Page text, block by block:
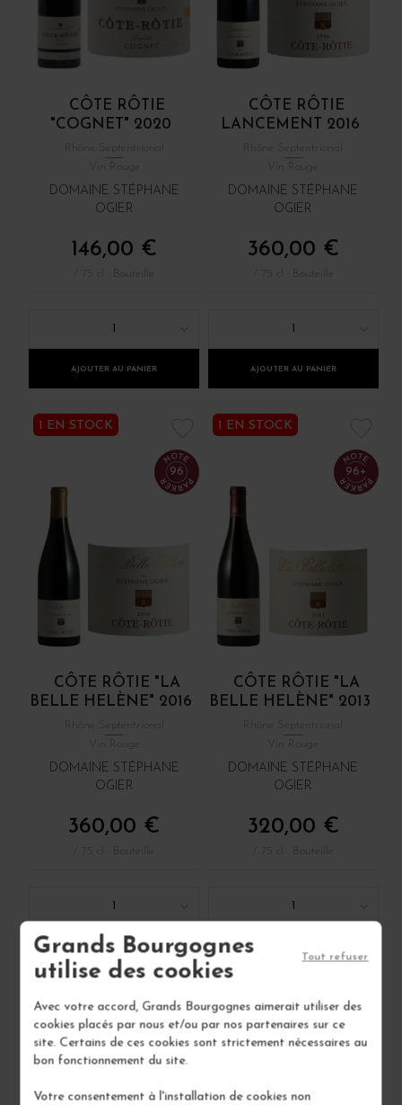
Grands Bourgognes
utilise des cookies
Avec votre accord, Grands Bourgognes aimerait utiliser des
cookies placés par nous et/ou par nos partenaires sur ce
site. Certains de ces cookies sont strictement nécessaires au
bon fonctionnement du site.
Votre consentement à l'installation de cookies non
Tout refuser
CÔTE RÔTIE
"COGNET" 2020
DOMAINE STÉPHANE
OGIER
146,00 €
AJOUTER AU PANIER
CÔTE RÔTIE
LANCEMENT 2016
DOMAINE STÉPHANE
OGIER
360,00 €
AJOUTER AU PANIER
1 EN STOCK
96
CÔTE RÔTIE "LA
BELLE HELÈNE" 2016
DOMAINE STÉPHANE
OGIER
360,00 €
AJOUTER AU PANIER
1 EN STOCK
96+
CÔTE RÔTIE "LA
BELLE HELÈNE" 2013
DOMAINE STÉPHANE
OGIER
320,00 €
AJOUTER AU PANIER
2 EN STOCK
96
1 EN STOCK